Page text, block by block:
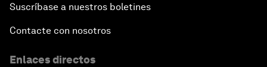
Suscríbase a nuestros boletines
Contacte con nosotros
Enlaces directos